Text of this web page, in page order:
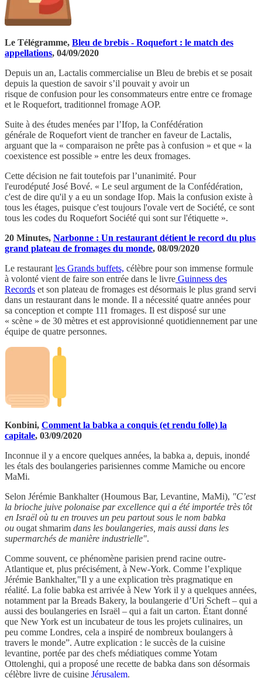
Le Télégramme, Bleu de brebis - Roquefort : le match des
appellations, 04/09/2020
Depuis un an, Lactalis commercialise un Bleu de brebis et se posait
depuis la question de savoir s’il pouvait y avoir un
risque de confusion pour les consommateurs entre entre ce fromage
et le Roquefort, traditionnel fromage AOP.
Suite à des études menées par l’Ifop, la Confédération
générale de Roquefort vient de trancher en faveur de Lactalis,
arguant que la « comparaison ne prête pas à confusion » et que « la
coexistence est possible » entre les deux fromages.
Cette décision ne fait toutefois par l’unanimité. Pour
l'eurodéputé José Bové. « Le seul argument de la Confédération,
c'est de dire qu'il y a eu un sondage Ifop. Mais la confusion existe à
tous les étages, puisque c'est toujours l'ovale vert de Société, ce sont
tous les codes du Roquefort Société qui sont sur l'étiquette ».
20 Minutes, Narbonne : Un restaurant détient le record du plus
grand plateau de fromages du monde, 08/09/2020
Le restaurant les Grands buffets, célèbre pour son immense formule
à volonté vient de faire son entrée dans le livre Guinness des
Records et son plateau de fromages est désormais le plus grand servi
dans un restaurant dans le monde. Il a nécessité quatre années pour
sa conception et compte 111 fromages. Il est disposé sur une
« scène » de 30 mètres et est approvisionné quotidiennement par une
équipe de quatre personnes.
Konbini, Comment la babka a conquis (et rendu folle) la
capitale, 03/09/2020
Inconnue il y a encore quelques années, la babka a, depuis, inondé
les étals des boulangeries parisiennes comme Mamiche ou encore
MaMi.
Selon Jérémie Bankhalter (Houmous Bar, Levantine, MaMi), "C’est
la brioche juive polonaise par excellence qui a été importée très tôt
en Israël où tu en trouves un peu partout sous le nom babka
ou ougat shmarim dans les boulangeries, mais aussi dans les
supermarchés de manière industrielle".
Comme souvent, ce phénomène parisien prend racine outre-
Atlantique et, plus précisément, à New-York. Comme l’explique
Jérémie Bankhalter,"Il y a une explication très pragmatique en
réalité. La folie babka est arrivée à New York il y a quelques années,
notamment par la Breads Bakery, la boulangerie d’Uri Scheft – qui a
aussi des boulangeries en Israël – qui a fait un carton. Étant donné
que New York est un incubateur de tous les projets culinaires, un
peu comme Londres, cela a inspiré de nombreux boulangers à
travers le monde”. Autre explication : le succès de la cuisine
levantine, portée par des chefs médiatiques comme Yotam
Ottolenghi, qui a proposé une recette de babka dans son désormais
célèbre livre de cuisine Jérusalem.